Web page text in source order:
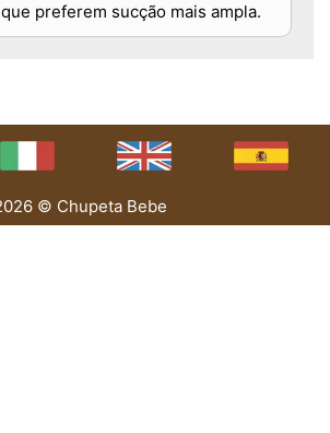
preferem sucção mais ampla.
© Chupeta Bebe